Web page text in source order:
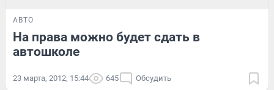
АВТО
На права можно будет сдать в
автошколе
23 марта, 2012, 15:44 645 Обсудить